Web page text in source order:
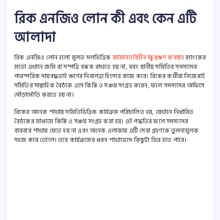
রিক এনজিও লোন কী এবং কেন এটি
আলাদা
রিক এনজিও লোন হলো মূলত দলভিত্তিক জামানতবিহীন ক্ষুদ্রঋণ ব্যবস্থা। ব্যাংকের
মতো এখানে জমি বা সম্পত্তি বন্ধক রাখতে হয় না, বরং স্থানীয় সমিতির সদস্যদের
পারস্পরিক দায়বদ্ধতাই ঋণের নিরাপত্তা হিসেবে কাজ করে। রিকের কর্মীরা নিজেরাই
সমিতির সাপ্তাহিক বৈঠকে এসে কিস্তি ও সঞ্চয় সংগ্রহ করেন, ফলে সদস্যদের অফিসে
দৌড়াদৌড়ি করতে হয় না।
রিকের অনেক শাখায় সমিতিভিত্তিক কার্যক্রম পরিচালিত হয়, যেখানে নির্ধারিত
বৈঠকের মাধ্যমে কিস্তি ও সঞ্চয় সংগ্রহ করা হয়। এই পদ্ধতির ফলে সদস্যদের
বারবার শাখায় যেতে হয় না এবং অনেক এলাকায় এটি সেবা গ্রহণকে তুলনামূলক
সহজ করে তোলে। তবে কার্যক্রমের ধরন শাখাভেদে কিছুটা ভিন্ন হতে পারে।